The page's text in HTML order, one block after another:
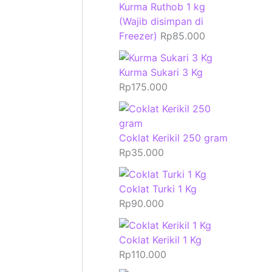
Kurma Ruthob 1 kg
(Wajib disimpan di
Freezer) Rp85.000
Kurma Sukari 3 Kg
Rp175.000
Coklat Kerikil 250 gram
Rp35.000
Coklat Turki 1 Kg
Rp90.000
Coklat Kerikil 1 Kg
Rp110.000